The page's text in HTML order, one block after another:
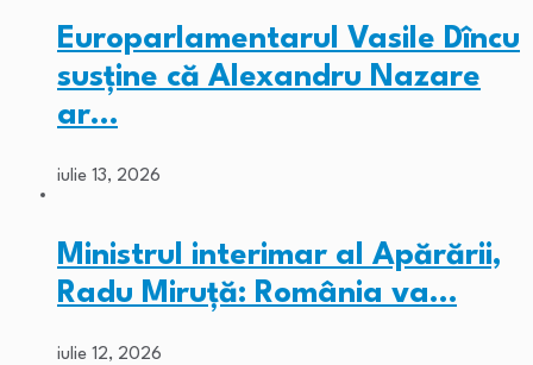
Europarlamentarul Vasile Dîncu
susține că Alexandru Nazare
ar…
iulie 13, 2026
Ministrul interimar al Apărării,
Radu Miruță: România va…
iulie 12, 2026